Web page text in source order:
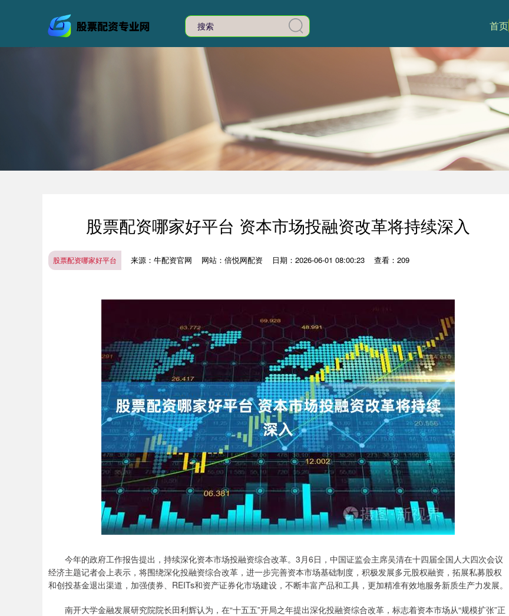
首页
股票配资哪家好平台 资本市场投融资改革将持续深入
股票配资哪家好平台 来源：牛配资官网 网站：倍悦网配资 日期：2026-06-01 08:00:23 查看：209
今年的政府工作报告提出，持续深化资本市场投融资综合改革。3月6日，中国证监会主席吴清在十四届全国人大四次会议
经济主题记者会上表示，将围绕深化投融资综合改革，进一步完善资本市场基础制度，积极发展多元股权融资，拓展私募股权
和创投基金退出渠道，加强债券、REITs和资产证券化市场建设，不断丰富产品和工具，更加精准有效地服务新质生产力发展。
南开大学金融发展研究院院长田利辉认为，在“十五五”开局之年提出深化投融资综合改革，标志着资本市场从“规模扩张”正
深证成指 14311.01 200.89 1.42% 沪深300 4694.44 43.13